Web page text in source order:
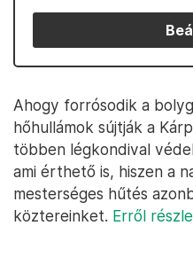
Ahogy forrósodik a
hőhullámok sújtják a
többen légkondival
ami érthető is, hiszen a
mesterséges hűtés
köztereinket. Erről